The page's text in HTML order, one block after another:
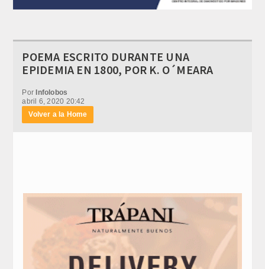
POEMA ESCRITO DURANTE UNA
EPIDEMIA EN 1800, POR K. O´MEARA
PorInfolobos
abril 6, 2020 20:42
Volver a la Home